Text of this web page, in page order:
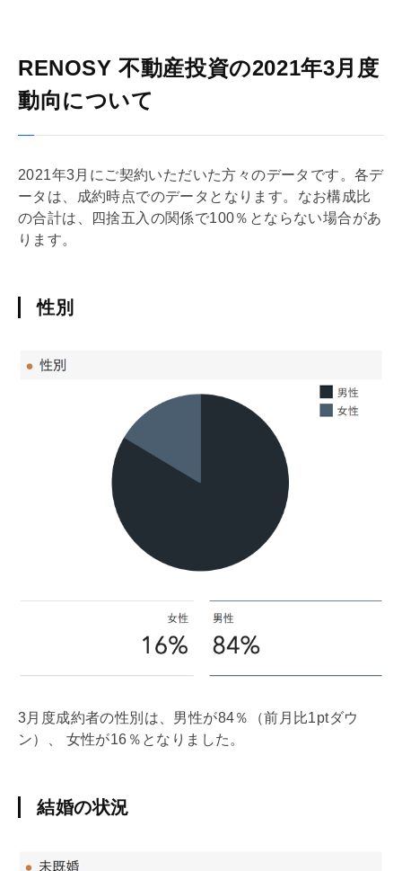
RENOSY 不動産投資の2021年3月度
動向について
2021年3月にご契約いただいた方々のデータです。各デ
ータは、成約時点でのデータとなります。なお構成比
の合計は、四捨五入の関係で100％とならない場合があ
ります。
性別
3月度成約者の性別は、男性が84％（前月比1ptダウ
ン）、 女性が16％となりました。
結婚の状況